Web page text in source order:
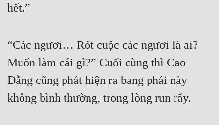
hết.”
“Các ngươi… Rốt cuộc các ngươi là ai?
Muốn làm cái gì?” Cuối cùng thì Cao
Đằng cũng phát hiện ra bang phái này
không bình thường, trong lòng run rẩy.